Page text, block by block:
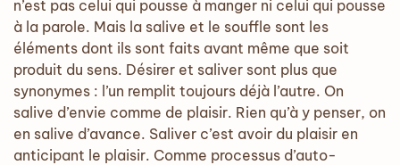
n’est pas celui qui pousse à manger ni celui qui pousse
à la parole. Mais la salive et le souffle sont les
éléments dont ils sont faits avant même que soit
produit du sens. Désirer et saliver sont plus que
synonymes : l’un remplit toujours déjà l’autre. On
salive d’envie comme de plaisir. Rien qu’à y penser, on
en salive d’avance. Saliver c’est avoir du plaisir en
anticipant le plaisir. Comme processus d’auto-